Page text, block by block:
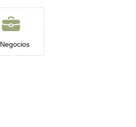
Negocios